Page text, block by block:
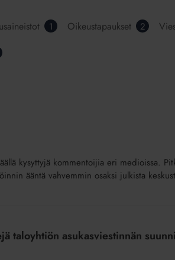
1 Oikeustapaukset 2
kysyttyjä kommentoijia eri medioissa.
ääntä vahvemmin osaksi julkista
taloyhtiön asukasviestinnän